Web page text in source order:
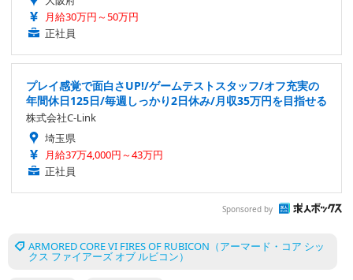
月給30万円～50万円
正社員
プレイ感覚で面白さUP!/ゲームテストスタッフ/オフ充実の
年間休日125日/毎週しっかり2日休み/月収35万円を目指せる
株式会社C-Link
埼玉県
月給37万4,000円～43万円
正社員
Sponsored by
ARMORED CORE VI FIRES OF RUBICON（アーマード・コア シッ
クス ファイアーズ オブ ルビコン）